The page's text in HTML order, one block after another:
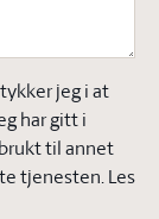
jeg i at
har gitt i
til annet
tjenesten. Les